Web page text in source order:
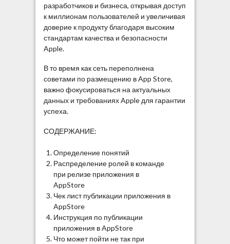
разработчиков и бизнеса, открывая доступ
к миллионам пользователей и увеличивая
доверие к продукту благодаря высоким
стандартам качества и безопасности
Apple.
В то время как сеть переполнена
советами по размещению в App Store,
важно фокусироваться на актуальных
данных и требованиях Apple для гарантии
успеха.
СОДЕРЖАНИЕ:
Определение понятий
Распределение ролей в команде
при релизе приложения в
AppStore
Чек лист публикации приложения в
AppStore
Инструкция по публикации
приложения в AppStore
Что может пойти не так при